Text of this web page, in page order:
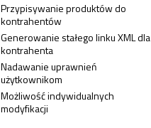
Przypisywanie produktów do
kontrahentów
Generowanie stałego linku XML dla
kontrahenta
Nadawanie uprawnień
użytkownikom
Możliwość indywidualnych
modyfikacji